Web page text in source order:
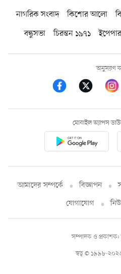
নাগরিক সংবাদ কিশোর আলো
বন্ধুসভা
চিরন্তন ১৯৭১ ইপেপার
অনুসরণ
মোবাইল অ্যাপস
আমাদের সম্পর্কে বিজ্ঞাপন
যোগাযোগ
স্বত্ব © ১৯৯৮-
সম্পাদক ও প্রকাশক: